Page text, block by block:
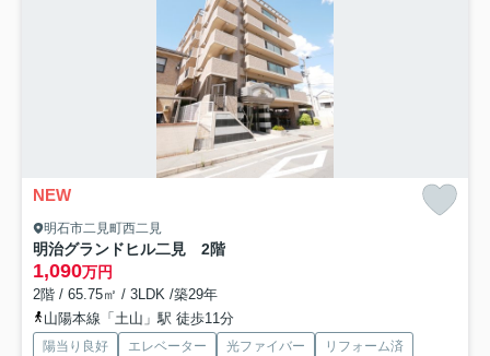
NEW
明石市二見町西二見
明治グランドヒル二見 2階
1,090万円
2階 / 65.75㎡ / 3LDK /築29年
山陽本線「土山」駅 徒歩11分
陽当り良好 エレベーター 光ファイバー
リフォーム済